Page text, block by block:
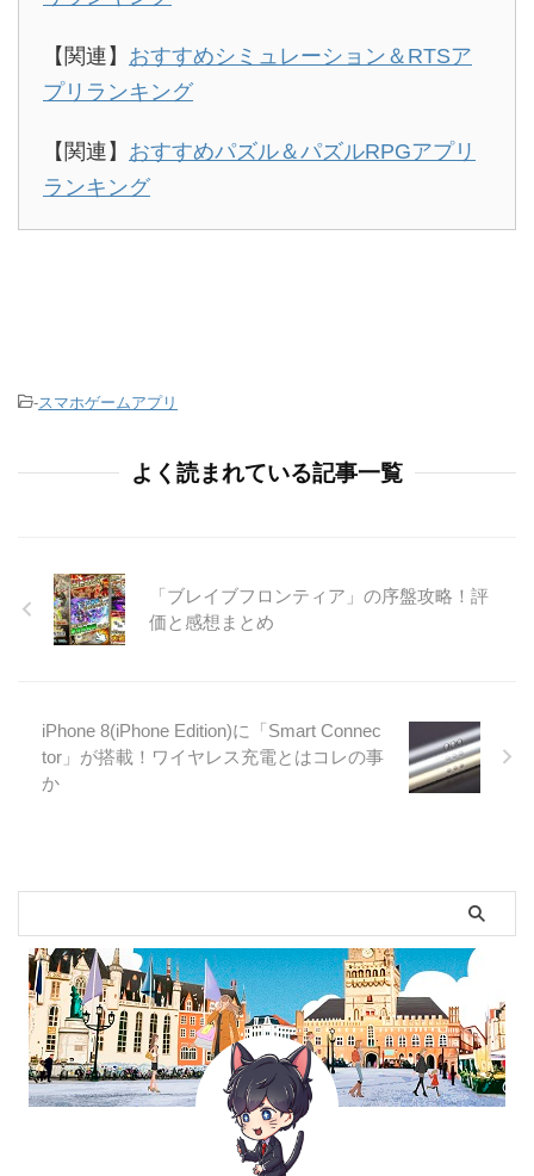
【関連】 おすすめシミュレーション＆RTSア
プリランキング
【関連】 おすすめパズル＆パズルRPGアプリ
ランキング
-スマホゲームアプリ
よく読まれている記事一覧
「ブレイブフロンティア」の序盤攻略！評
価と感想まとめ
iPhone 8(iPhone Edition)に「Smart Connec
tor」が搭載！ワイヤレス充電とはコレの事
か